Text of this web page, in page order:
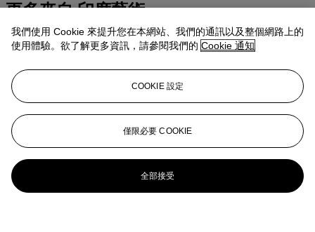
更多來自印度藝術
查看全部
我們使用 Cookie 來提升您在本網站、我們的通訊以及整個網路上的
使用體驗。欲了解更多資訊，請參閱我們的 Cookie 通知
COOKIE 設定
僅限必要 COOKIE
全部接受